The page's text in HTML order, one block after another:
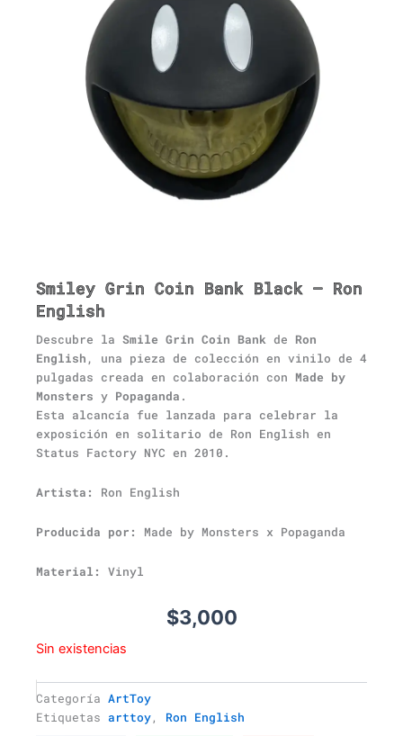
Smiley Grin Coin Bank Black – Ron
English
Descubre la Smile Grin Coin Bank de Ron
English , una pieza de colección en vinilo de 4
pulgadas creada en colaboración con Made by
Monsters y Popaganda .
Esta alcancía fue lanzada para celebrar la
exposición en solitario de Ron English en
Status Factory NYC en 2010.
Artista: Ron English
Producida por: Made by Monsters x Popaganda
Material: Vinyl
$3,000
Sin existencias
Categoría ArtToy
Etiquetas arttoy, Ron English